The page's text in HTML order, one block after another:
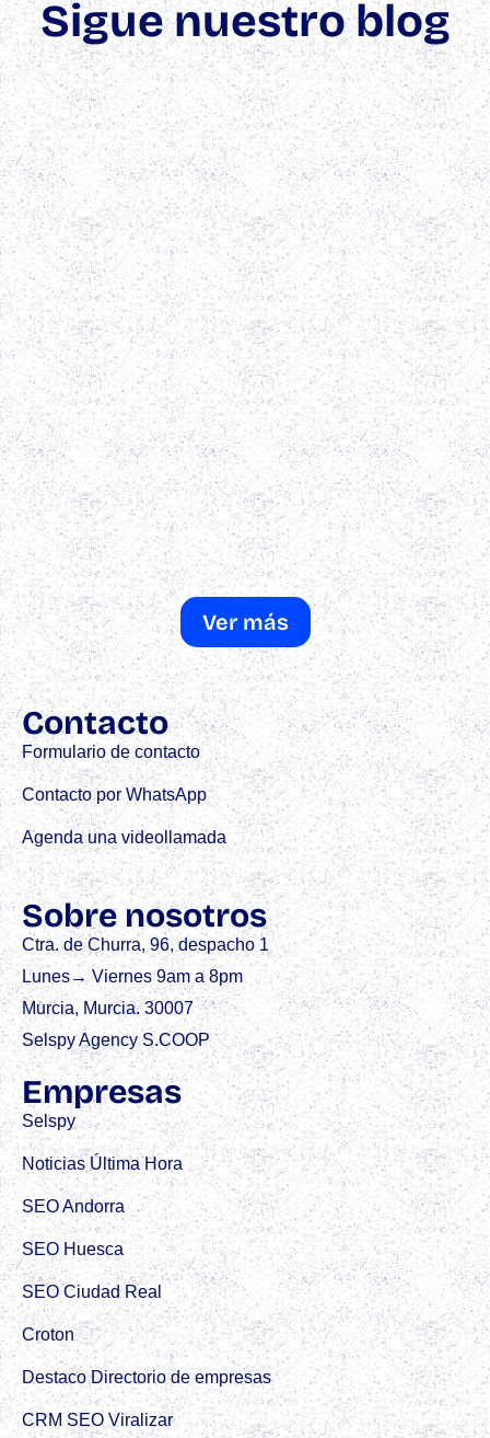
Sigue nuestro blog
7 Trucos para Cómo Mejorar
Posicionamiento Web Google
Explora estrategias efectivas para mejorar tu posicionamiento en
Google. Convierte el tráfico web en clientes potenciales con
nuestros consejos.
Ver más
Cómo Mejorar el Posicionamiento Web: 7
Estrategias Efectivas
Mejorar el posicionamiento web es esencial para aumentar la
visibilidad online. Descubre estrategias clave para lograrlo en este
artículo.
Ver más
Cómo Mejorar el Posicionamiento Web:
Guía 2026
Explora estrategias detalladas para mejorar tu posicionamiento
web y aumentar la visibilidad de tu negocio en línea.
Ver más
Ver más
Contacto
Formulario de contacto
Contacto por WhatsApp
Agenda una videollamada
Sobre nosotros
Ctra. de Churra, 96, despacho 1
Lunes→ Viernes 9am a 8pm
Murcia, Murcia. 30007
Selspy Agency S.COOP
Empresas
Selspy
Noticias Última Hora
SEO Andorra
SEO Huesca
SEO Ciudad Real
Croton
Destaco Directorio de empresas
CRM SEO Viralizar